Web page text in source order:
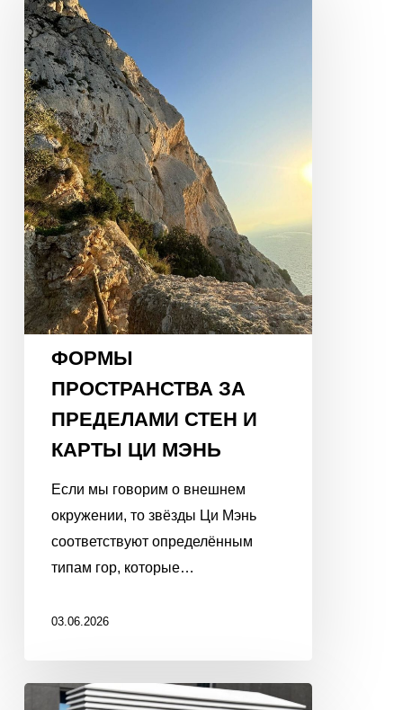
ЗА
ПРЕДЕЛАМИ
СТЕН
И
КАРТЫ
ЦИ
МЭНЬ
ФОРМЫ
ПРОСТРАНСТВА ЗА
ПРЕДЕЛАМИ СТЕН И
КАРТЫ ЦИ МЭНЬ
Если мы говорим о внешнем
окружении, то звёзды Ци Мэнь
соответствуют определённым
типам гор, которые…
03.06.2026